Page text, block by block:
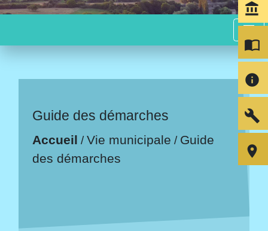
menu
Guide des démarches
Accueil /Vie municipale / Guide
des démarches
account_balance
import_contacts
info
build
room